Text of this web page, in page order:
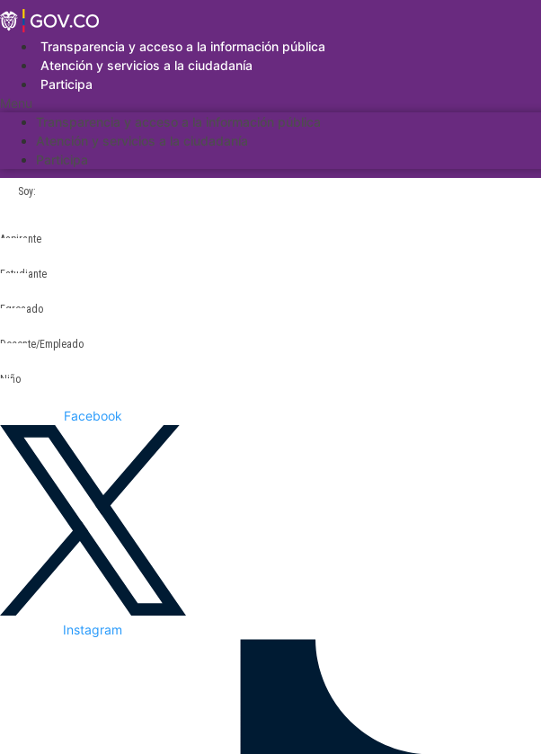
Saltar
al
contenidoTransparencia y acceso a la información pública
Atención y servicios a la ciudadanía
Participa
Menu
Transparencia y acceso a la información pública
Atención y servicios a la ciudadanía
Participa
Soy:
Aspirante
Estudiante
Egresado
Docente/Empleado
Niño
Facebook
Instagram